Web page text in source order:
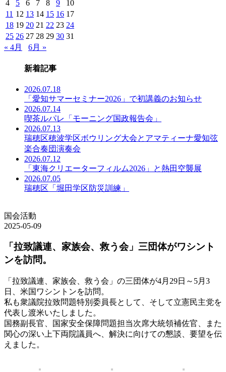
4
5 6 7 8 9
10
11 12 13 14 15 16 17
18 19 20 21 22 23 24
25 26 27 28 29 30 31
« 4月
6月 »
新着記事
2026.07.18
「愛知サマーセミナー2026」で初講義のお知らせ
2026.07.14
喫茶ルパレ「モーニング国政報告会」
2026.07.13
瑞穂区穂波学区ボウリング大会とアマティーナ愛知弦
楽合奏団演奏会
2026.07.12
「東海クリエーターフィルム2026」と熱田空襲展
2026.07.05
瑞穂区「堀田学区防災訓練」
国会活動
2025-05-09
「拉致議連、家族会、救う会」三団体がワシント
ンを訪問。
「拉致議連、家族会、救う会」の三団体が4月29日～5月3
日、米国ワシントンを訪問。
私も衆議院拉致問題特別委員長として、そして立憲民主党を
代表し渡米いたしました。
国務副長官、国家安全保障問題担当次席大統領補佐官、また
関心の深い上下両院議員へ、解決に向けての懇談、要望を伝
えました。